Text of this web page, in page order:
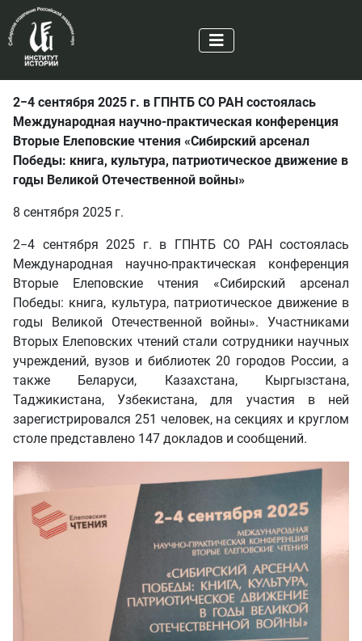
2−4 сентября 2025 г. в ГПНТБ СО РАН состоялась
Международная научно-практическая конференция
Вторые Елеповские чтения «Сибирский арсенал
Победы: книга, культура, патриотическое движение в
годы Великой Отечественной войны»
8 сентября 2025 г.
2−4 сентября 2025 г. в ГПНТБ СО РАН состоялась
Международная научно-практическая конференция
Вторые Елеповские чтения «Сибирский арсенал
Победы: книга, культура, патриотическое движение в
годы Великой Отечественной войны». Участниками
Вторых Елеповских чтений стали сотрудники научных
учреждений, вузов и библиотек 20 городов России, а
также Беларуси, Казахстана, Кыргызстана,
Таджикистана, Узбекистана, для участия в ней
зарегистрировался 251 человек, на секциях и круглом
столе представлено 147 докладов и сообщений.